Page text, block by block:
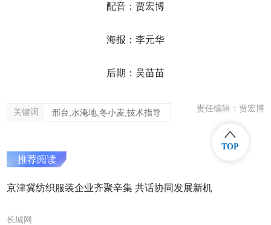
配音：贾宏博
海报：李元华
后期：吴苗苗
关键词 邢台,水淹地,冬小麦,技术指导 责任编辑：贾宏博
推荐阅读
京津冀纺织服装企业齐聚辛集 共话协同发展新机
长城网
TOP